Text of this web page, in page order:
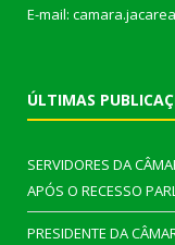
E-mail:
ÚLTIMAS
SERVIDORES DA
APÓS O RECESSO
PRESIDENTE DA